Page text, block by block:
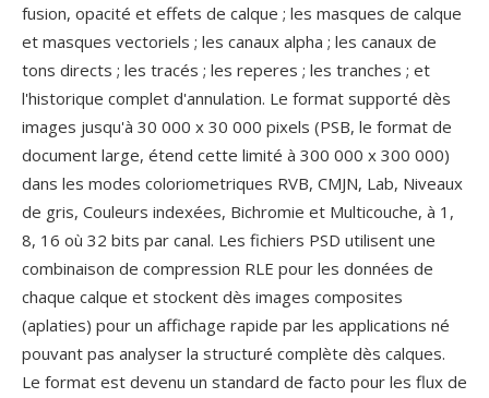
fusion, opacité et effets de calque ; les masques de calque
et masques vectoriels ; les canaux alpha ; les canaux de
tons directs ; les tracés ; les reperes ; les tranches ; et
l'historique complet d'annulation. Le format supporté dès
images jusqu'à 30 000 x 30 000 pixels (PSB, le format de
document large, étend cette limité à 300 000 x 300 000)
dans les modes coloriometriques RVB, CMJN, Lab, Niveaux
de gris, Couleurs indexées, Bichromie et Multicouche, à 1,
8, 16 où 32 bits par canal. Les fichiers PSD utilisent une
combinaison de compression RLE pour les données de
chaque calque et stockent dès images composites
(aplaties) pour un affichage rapide par les applications né
pouvant pas analyser la structuré complète dès calques.
Le format est devenu un standard de facto pour les flux de